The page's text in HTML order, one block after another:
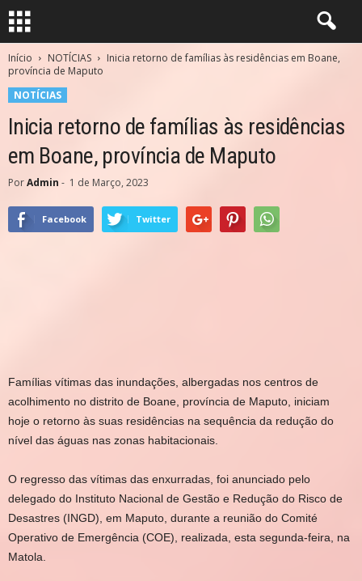
Início NOTÍCIAS
Inicia retorno de famílias às residências em Boane,
província de Maputo
NOTÍCIAS
Inicia retorno de famílias às residências
em Boane, província de Maputo
PorAdmin - 1 de Março, 2023
Facebook Twitter
Famílias vítimas das inundações, albergadas nos centros de
acolhimento no distrito de Boane, província de Maputo, iniciam
hoje o retorno às suas residências na sequência da redução do
nível das águas nas zonas habitacionais.
O regresso das vítimas das enxurradas, foi anunciado pelo
delegado do Instituto Nacional de Gestão e Redução do Risco de
Desastres (INGD), em Maputo, durante a reunião do Comité
Operativo de Emergência (COE), realizada, esta segunda-feira, na
Matola.